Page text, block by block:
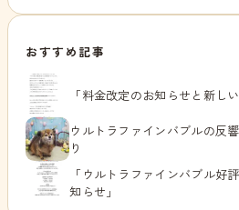
おすすめ記事
「料金改定のお知らせと新し
ウルトラファインバブルの反
り
「ウルトラファインバブル好
知らせ」